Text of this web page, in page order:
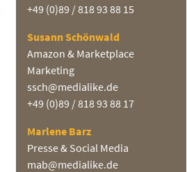
+49 (0)89 / 818 93 88 15
Susann Schönwald
Amazon & Marketplace
Marketing
ssch@medialike.de
+49 (0)89 / 818 93 88 17
Marlene Barz
Presse & Social Media
mab@medialike.de